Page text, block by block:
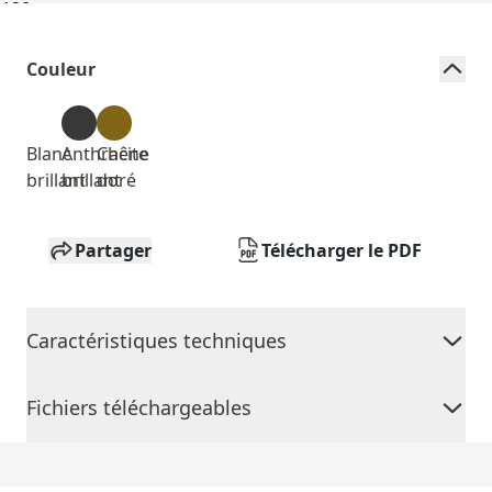
Couleur
Blanc
brillant
Anthracite
brillant
Chêne
doré
Partager Télécharger le PDF
Caractéristiques techniques
Fichiers téléchargeables